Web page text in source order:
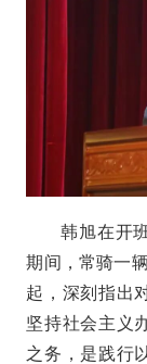
韩旭在开
期间，常骑一
起，深刻指出
坚持社会主义
之务，是践行